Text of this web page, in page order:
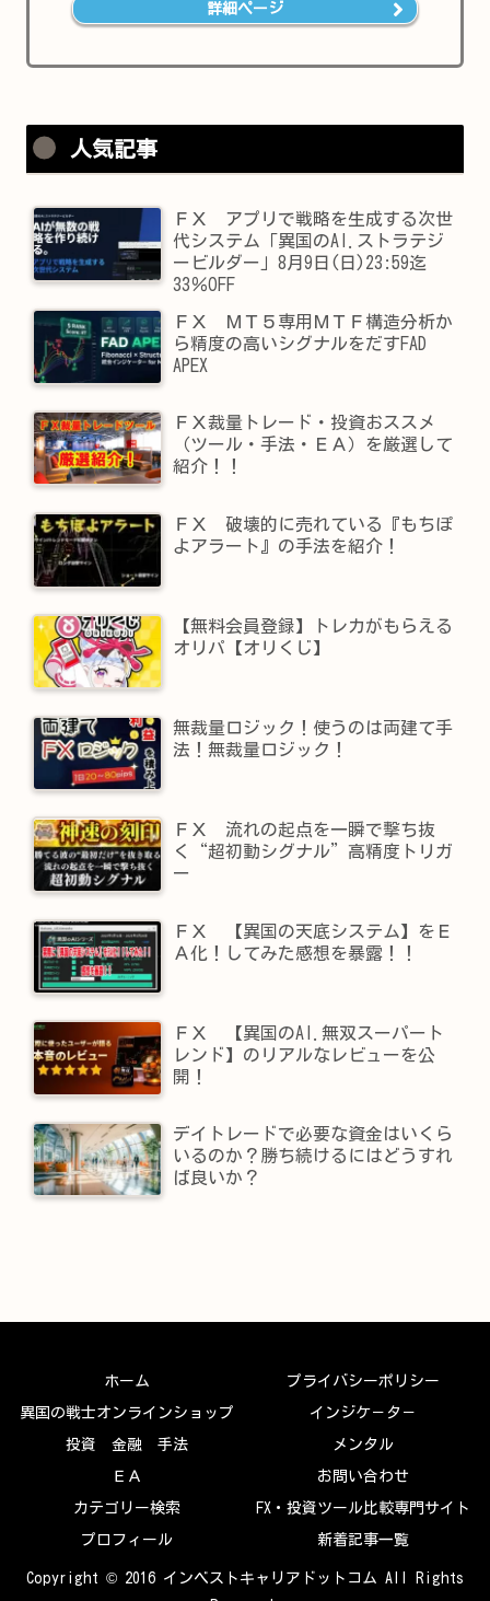
詳細ページ
人気記事
ＦＸ アプリで戦略を生成する次世
代システム「異国のAI.ストラテジ
ービルダー」8月9日(日)23:59迄
33％OFF
ＦＸ ＭＴ５専用ＭＴＦ構造分析か
ら精度の高いシグナルをだすFAD
APEX
ＦＸ裁量トレード・投資おススメ
（ツール・手法・ＥＡ）を厳選して
紹介！！
ＦＸ 破壊的に売れている『もちぽ
よアラート』の手法を紹介！
【無料会員登録】トレカがもらえる
オリパ【オリくじ】
無裁量ロジック！使うのは両建て手
法！無裁量ロジック！
ＦＸ 流れの起点を一瞬で撃ち抜
く“超初動シグナル”高精度トリガ
ー
ＦＸ 【異国の天底システム】をＥ
Ａ化！してみた感想を暴露！！
ＦＸ 【異国のAI.無双スーパート
レンド】​のリアルなレビューを公
開！
デイトレードで必要な資金はいくら
いるのか？勝ち続けるにはどうすれ
ば良いか？
ホーム プライバシーポリシー
異国の戦士オンラインショップ インジケ－タ－
投資 金融 手法 メンタル
ＥＡ お問い合わせ
カテゴリー検索 FX・投資ツール比較専門サイト
プロフィール 新着記事一覧
Copyright © 2016 インベストキャリアドットコム All Rights